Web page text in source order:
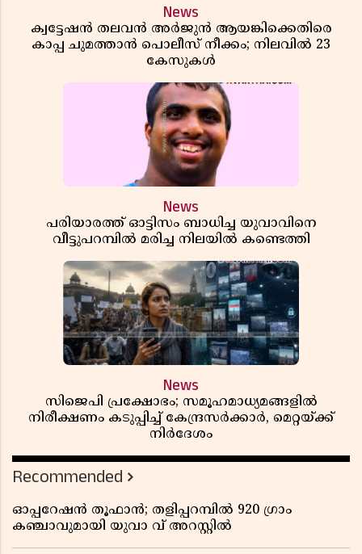
News
ക്വട്ടേഷൻ തലവൻ അർജുൻ ആയങ്കിക്കെതിരെ
കാപ്പ ചുമത്താൻ പൊലീസ് നീക്കം; നിലവിൽ 23
കേസുകൾ
News
പരിയാരത്ത് ഓട്ടിസം ബാധിച്ച യുവാവിനെ
വീട്ടുപറമ്പിൽ മരിച്ച നിലയിൽ കണ്ടെത്തി
News
സിജെപി പ്രക്ഷോഭം; സമൂഹമാധ്യമങ്ങളിൽ
നിരീക്ഷണം കടുപ്പിച്ച് കേന്ദ്രസർക്കാർ, മെറ്റയ്ക്ക്
നിർദേശം
Recommended
ഓപ്പറേഷൻ തൂഫാൻ; തളിപ്പറമ്പിൽ 920 ഗ്രാം
കഞ്ചാവുമായി യുവാ വ് അറസ്റ്റിൽ